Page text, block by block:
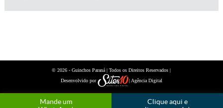
© 2026 -Guinchos Paraná | Todos os Direitos Reservados |
Desenvolvido por
| Agência Digital
Mande um
Clique aqui e